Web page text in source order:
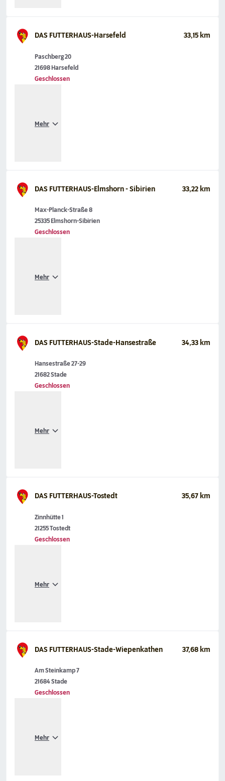
DAS FUTTERHAUS-Harsefeld 33,15 km
Paschberg 20
21698 Harsefeld
Geschlossen
Mehr
DAS FUTTERHAUS-Elmshorn - Sibirien 33,22 km
Max-Planck-Straße 8
25335 Elmshorn-Sibirien
Geschlossen
Mehr
DAS FUTTERHAUS-Stade-Hansestraße 34,33 km
Hansestraße 27-29
21682 Stade
Geschlossen
Mehr
DAS FUTTERHAUS-Tostedt 35,67 km
Zinnhütte 1
21255 Tostedt
Geschlossen
Mehr
DAS FUTTERHAUS-Stade-Wiepenkathen 37,68 km
Am Steinkamp 7
21684 Stade
Geschlossen
Mehr